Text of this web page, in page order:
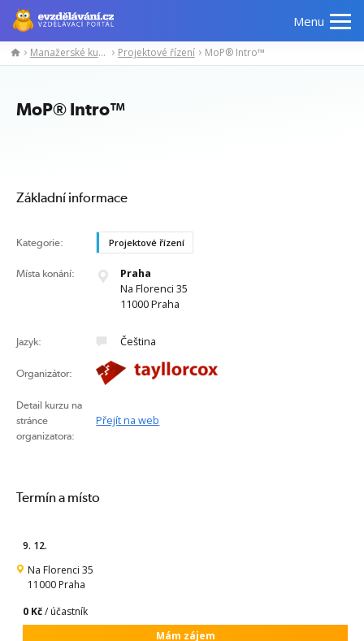
Menu
Manažerské
Odborné
Počítačové
Manažerské kurzy Projektové řízení MoP® Intro™
MoP® Intro™
Základní informace
Kategorie: Projektové řízení
Místa konání:
Praha
Na Florenci 35
11000 Praha
Jazyk: Čeština
Organizátor:
Detail kurzu na
stránce
organizatora:
Přejít na web
Termín a místo
9. 12.
Na Florenci 35
11000 Praha
0 Kč/ účastník
Mám zájem